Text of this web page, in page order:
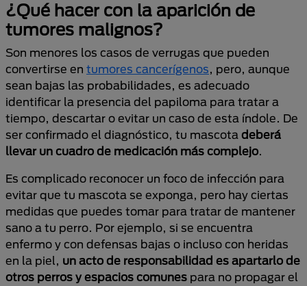
¿Qué hacer con la aparición de
tumores malignos?
Son menores los casos de verrugas que pueden
convertirse en tumores cancerígenos, pero, aunque
sean bajas las probabilidades, es adecuado
identificar la presencia del papiloma para tratar a
tiempo, descartar o evitar un caso de esta índole. De
ser confirmado el diagnóstico, tu mascota deberá
llevar un cuadro de medicación más complejo.
Es complicado reconocer un foco de infección para
evitar que tu mascota se exponga, pero hay ciertas
medidas que puedes tomar para tratar de mantener
sano a tu perro. Por ejemplo, si se encuentra
enfermo y con defensas bajas o incluso con heridas
en la piel, un acto de responsabilidad es apartarlo de
otros perros y espacios comunes para no propagar el